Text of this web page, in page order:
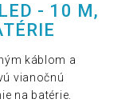
- 10 M,
káblom a
vianočnú
na batérie.